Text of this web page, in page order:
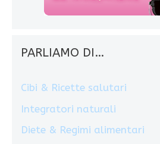
PARLIAMO DI…
Cibi & Ricette salutari
Integratori naturali
Diete & Regimi alimentari